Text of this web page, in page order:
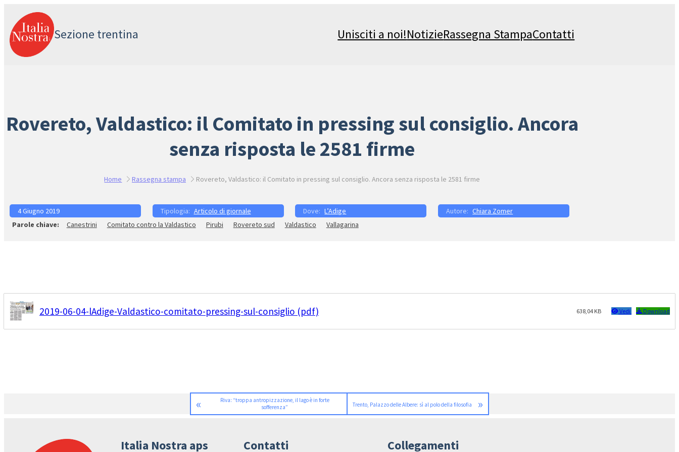
al
contenuto
Sezione trentina Unisciti a noi!NotizieRassegna StampaContatti
Rovereto, Valdastico: il Comitato in pressing sul consiglio. Ancora
senza risposta le 2581 firme
Home Rassegna stampa Rovereto, Valdastico: il Comitato in pressing sul consiglio. Ancora senza risposta le 2581 firme
4 Giugno 2019 Articolo di giornale L’Adige
Chiara Zomer
Canestrini
Comitato contro la Valdastico Pirubi Rovereto sud Valdastico Vallagarina
2019-06-04-lAdige-Valdastico-comitato-pressing-sul-consiglio (pdf) 638,04 KB Vedi Download
«
Riva: “troppa antropizzazione, il lago è in forte
sofferenza”
Trento, Palazzo delle Albere: sì al polo della filosofia »
Italia Nostra aps Contatti Collegamenti